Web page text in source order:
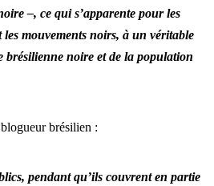
–, ce qui s’apparente pour les
les mouvements noirs, à un véritable
brésilienne noire et de la population
brésilien :
pendant qu’ils couvrent en partie